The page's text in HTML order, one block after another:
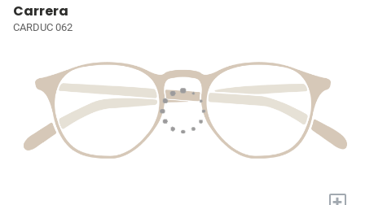
Carrera
CARDUC 062